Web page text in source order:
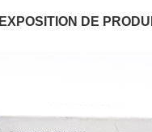
EXPOSITION DE